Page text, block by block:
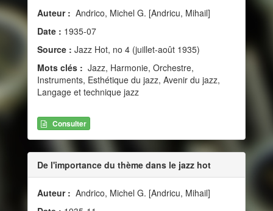
Auteur : Andrico, Michel G. [Andricu, Mihail]
Date : 1935-07
Source : Jazz Hot, no 4 (juillet-août 1935)
Mots clés : Jazz, Harmonie, Orchestre,
Instruments, Esthétique du jazz, Avenir du jazz,
Langage et technique jazz
Consulter
De l'importance du thème dans le jazz hot
Auteur : Andrico, Michel G. [Andricu, Mihail]